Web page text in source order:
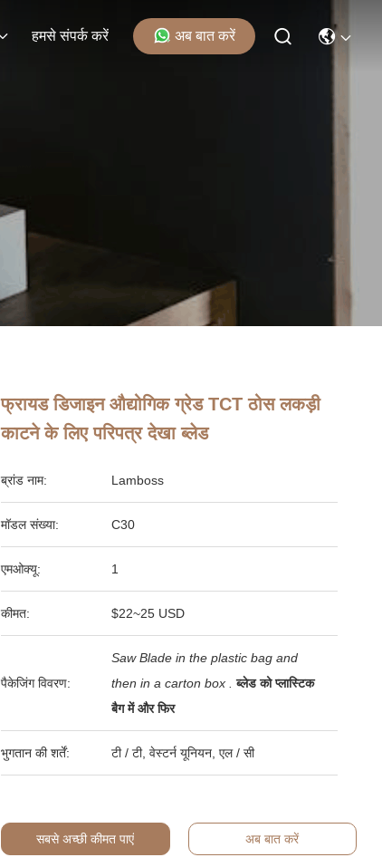
हमसे संपर्क करें अब बात करें
फ्रायड डिजाइन औद्योगिक ग्रेड TCT ठोस लकड़ी
काटने के लिए परिपत्र देखा ब्लेड
ब्रांड नाम: Lamboss
मॉडल संख्या: C30
एमओक्यू: 1
कीमत: $22~25 USD
पैकेजिंग विवरण:
Saw Blade in the plastic bag and
then in a carton box .
ब्लेड को प्लास्टिक
बैग में और फिर
भुगतान की शर्तें: टी / टी, वेस्टर्न यूनियन, एल / सी
सबसे अच्छी कीमत पाएं अब बात करें